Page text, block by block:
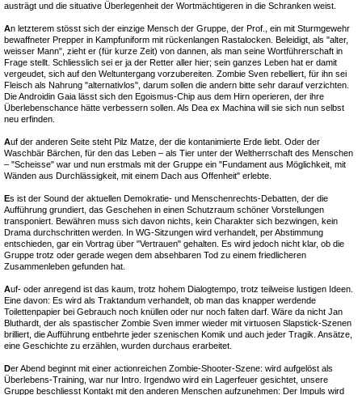
austrägt und die situative Überlegenheit der Wortmächtigeren in die Schranken weist.
An letzterem stösst sich der einzige Mensch der Gruppe, der Prof., ein mit Sturmgewehr
bewaffneter Prepper in Kampfuniform mit rückenlangen Rastalocken. Beleidigt, als "alter,
weisser Mann", zieht er (für kurze Zeit) von dannen, als man seine Wortführerschaft in
Frage stellt. Schliesslich sei er ja der Retter aller hier; sein ganzes Leben hat er damit
vergeudet, sich auf den Weltuntergang vorzubereiten. Zombie Sven rebelliert, für ihn sei
Fleisch als Nahrung "alternativlos", darum sollen die andern bitte sehr darauf verzichten.
Die Androidin Gaia lässt sich den Egoismus-Chip aus dem Hirn operieren, der ihre
Überlebenschance hätte verbessern sollen. Als Dea ex Machina will sie sich nun selbst
neu erfinden.
Auf der anderen Seite steht Pilz Matze, der die kontanimierte Erde liebt. Oder der
Waschbär Bärchen, für den das Leben – als Tier unter der Weltherrschaft des Menschen
– "Scheisse" war und nun erstmals mit der Gruppe ein "Fundament aus Möglichkeit, mit
Wänden aus Durchlässigkeit, mit einem Dach aus Offenheit" erlebte.
Es ist der Sound der aktuellen Demokratie- und Menschenrechts-Debatten, der die
Aufführung grundiert, das Geschehen in einen Schutzraum schöner Vorstellungen
transponiert. Bewähren muss sich davon nichts, kein Charakter sich bezwingen, kein
Drama durchschritten werden. In WG-Sitzungen wird verhandelt, per Abstimmung
entschieden, gar ein Vortrag über "Vertrauen" gehalten. Es wird jedoch nicht klar, ob die
Gruppe trotz oder gerade wegen dem absehbaren Tod zu einem friedlicheren
Zusammenleben gefunden hat.
Auf- oder anregend ist das kaum, trotz hohem Dialogtempo, trotz teilweise lustigen Ideen.
Eine davon: Es wird als Traktandum verhandelt, ob man das knapper werdende
Toilettenpapier bei Gebrauch noch knüllen oder nur noch falten darf. Wäre da nicht Jan
Bluthardt, der als spastischer Zombie Sven immer wieder mit virtuosen Slapstick-Szenen
brilliert, die Aufführung entbehrte jeder szenischen Komik und auch jeder Tragik. Ansätze,
eine Geschichte zu erzählen, wurden durchaus erarbeitet.
Der Abend beginnt mit einer actionreichen Zombie-Shooter-Szene: wird aufgelöst als
Überlebens-Training, war nur Intro. Irgendwo wird ein Lagerfeuer gesichtet, unsere
Gruppe beschliesst Kontakt mit den anderen Menschen aufzunehmen: Der Impuls wird